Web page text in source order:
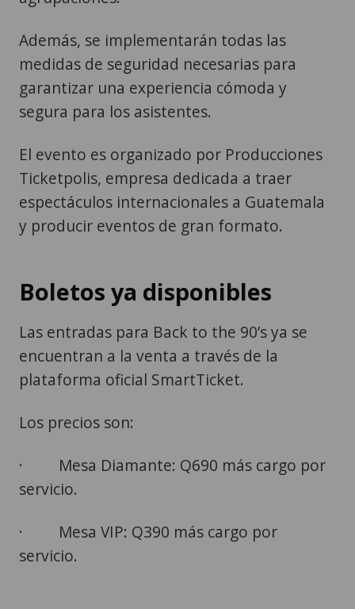
Además, se implementarán todas las
medidas de seguridad necesarias para
garantizar una experiencia cómoda y
segura para los asistentes.
El evento es organizado por Producciones
Ticketpolis, empresa dedicada a traer
espectáculos internacionales a Guatemala
y producir eventos de gran formato.
Boletos ya disponibles
Las entradas para Back to the 90’s ya se
encuentran a la venta a través de la
plataforma oficial SmartTicket.
Los precios son:
· Mesa Diamante: Q690 más cargo por
servicio.
· Mesa VIP: Q390 más cargo por
servicio.